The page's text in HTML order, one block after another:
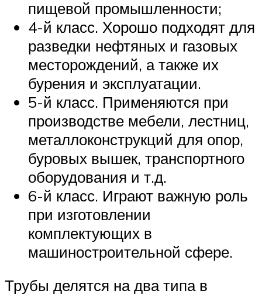
пищевой промышленности;
4-й класс. Хорошо подходят для
разведки нефтяных и газовых
месторождений, а также их
бурения и эксплуатации.
5-й класс. Применяются при
производстве мебели, лестниц,
металлоконструкций для опор,
буровых вышек, транспортного
оборудования и т.д.
6-й класс. Играют важную роль
при изготовлении
комплектующих в
машиностроительной сфере.
Трубы делятся на два типа в